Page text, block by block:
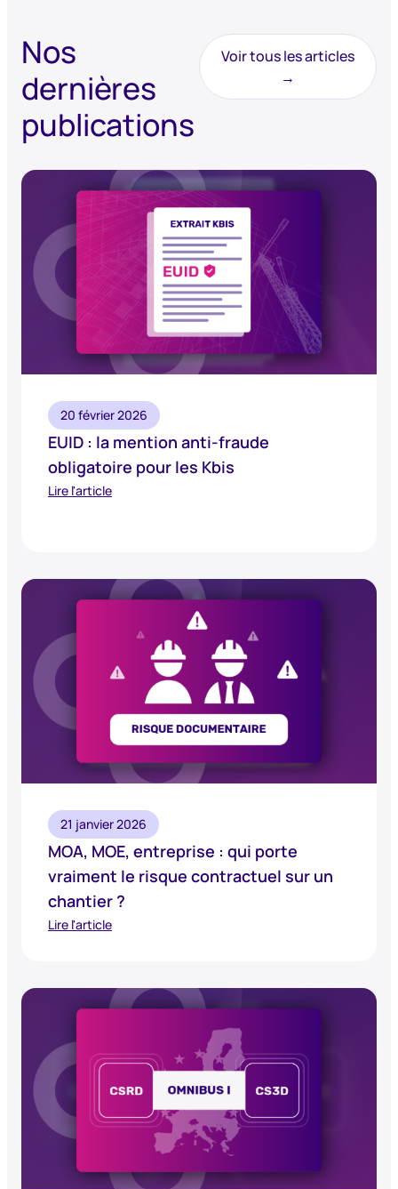
Nos
dernières
publications
Voir tous les articles
→
20 février 2026
EUID : la mention anti-fraude
obligatoire pour les Kbis
Lire l'article
21 janvier 2026
MOA, MOE, entreprise : qui porte
vraiment le risque contractuel sur un
chantier ?
Lire l'article